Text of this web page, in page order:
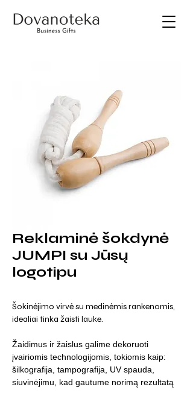
Reklaminė šokdynė
JUMPI su Jūsų
logotipu
Šokinėjimo virvė su medinėmis rankenomis,
idealiai tinka žaisti lauke.
Žaidimus ir žaislus galime dekoruoti
įvairiomis technologijomis, tokiomis kaip:
šilkografija, tampografija, UV spauda,
siuvinėjimu, kad gautume norimą rezultatą